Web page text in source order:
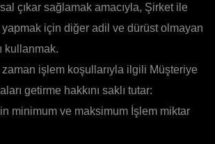
çıkar sağlamak amacıyla, Şirket ile
için diğer adil ve dürüst olmayan
kullanmak.
işlem koşullarıyla ilgili Müşteriye
getirme hakkını saklı tutar:
minimum ve maksimum İşlem miktar